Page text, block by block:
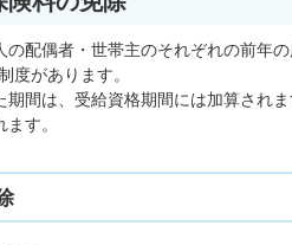
の配偶者・世帯主のそれぞれの前年
度があります。
期間は、受給資格期間には加算され
す。